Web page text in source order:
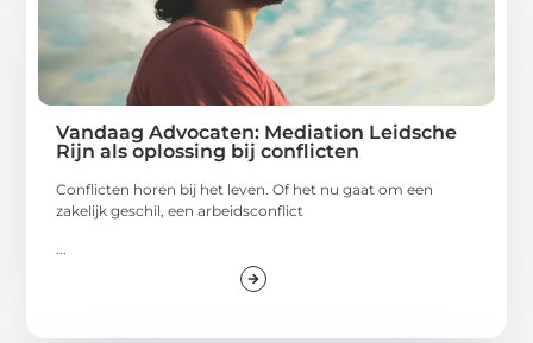
Vandaag Advocaten: Mediation Leidsche
Rijn als oplossing bij conflicten
Conflicten horen bij het leven. Of het nu gaat om een
zakelijk geschil, een arbeidsconflict
...